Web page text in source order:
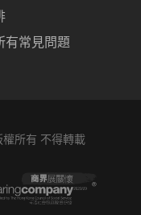
有常見問題
所有 不得轉載